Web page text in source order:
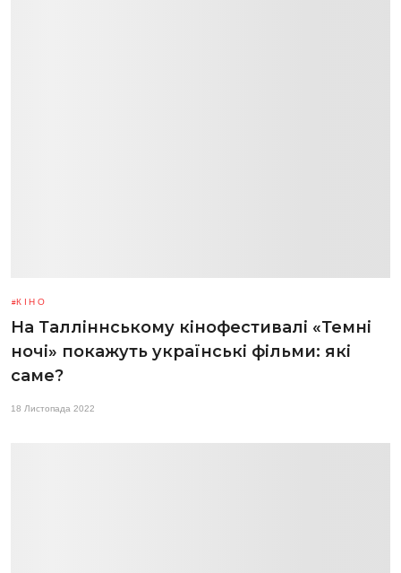
КІНО
На Талліннському кінофестивалі «Темні
ночі» покажуть українські фільми: які
саме?
18 Листопада 2022